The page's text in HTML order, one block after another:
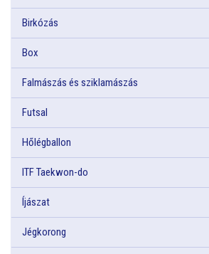
Birkózás
Box
Falmászás és sziklamászás
Futsal
Hőlégballon
ITF Taekwon-do
Íjászat
Jégkorong